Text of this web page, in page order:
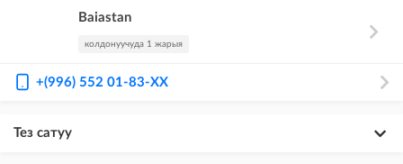
Baiastan
колдонуучуда 1 жарыя
+(996) 552 01-83-XX
Тез сатуу